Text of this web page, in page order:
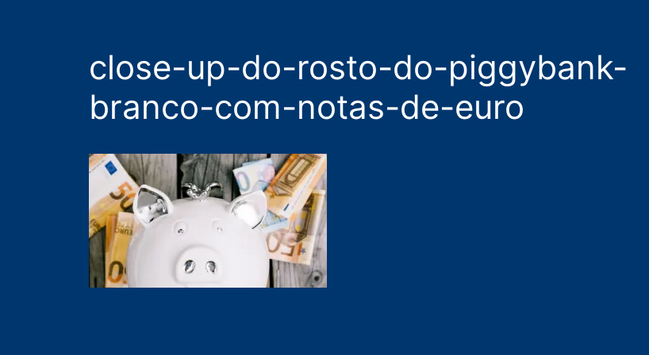
close-up-do-rosto-do-piggybank-
branco-com-notas-de-euro